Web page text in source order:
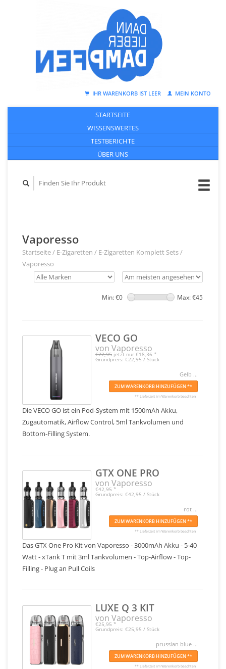
IHR WARENKORB IST LEER MEIN KONTO
STARTSEITE
WISSENSWERTES
TESTBERICHTE
ÜBER UNS
Vaporesso
Startseite/ E-Zigaretten / E-Zigaretten Komplett Sets/
Vaporesso
Min: €0 Max: €45
VECO GO
von Vaporesso
€22,95 jetzt nur €18,36 *
Grundpreis: €22,95 / Stück
Gelb ...
ZUM WARENKORB HINZUFÜGEN **
** Lieferzeit im Warenkorb beachten
Die VECO GO ist ein Pod-System mit 1500mAh Akku,
Zugautomatik, Airflow Control, 5ml Tankvolumen und
Bottom-Filling System.
GTX ONE PRO
von Vaporesso
€42,95 *
Grundpreis: €42,95 / Stück
rot ...
ZUM WARENKORB HINZUFÜGEN **
** Lieferzeit im Warenkorb beachten
Das GTX One Pro Kit von Vaporesso - 3000mAh Akku - 5-40
Watt - xTank T mit 3ml Tankvolumen - Top-Airflow - Top-
Filling - Plug an Pull Coils
LUXE Q 3 KIT
von Vaporesso
€25,95 *
Grundpreis: €25,95 / Stück
prussian blue ...
ZUM WARENKORB HINZUFÜGEN **
** Lieferzeit im Warenkorb beachten